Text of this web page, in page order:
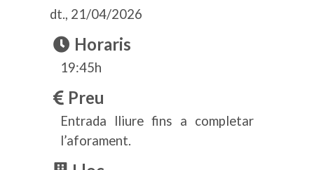
dt., 21/04/2026
Horaris
19:45h
Preu
Entrada lliure fins a completar
l’aforament.